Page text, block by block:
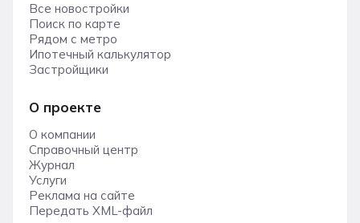
Все новостройки
Поиск по карте
Рядом с метро
Ипотечный калькулятор
Застройщики
О проекте
О компании
Справочный центр
Журнал
Услуги
Реклама на сайте
Передать XML-файл